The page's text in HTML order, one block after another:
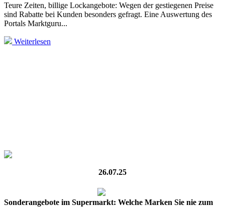
Teure Zeiten, billige Lockangebote: Wegen der gestiegenen Preise
sind Rabatte bei Kunden besonders gefragt. Eine Auswertung des
Portals Marktguru...
Weiterlesen
26.07.25
Sonderangebote im Supermarkt: Welche Marken Sie nie zum